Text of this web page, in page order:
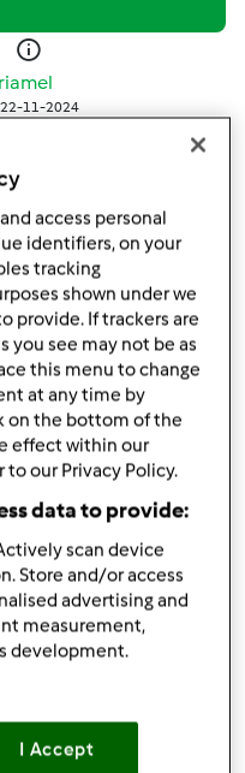
11-2024
ricetta
di bovino
access personal
identifiers, on your
tracking
shown under we
provide. If trackers are
you see may not be as
this menu to change
at any time by
on the bottom of the
effect within our
to our Privacy Policy.
data to provide:
scan device
Store and/or access
advertising and
measurement,
development.
I Accept